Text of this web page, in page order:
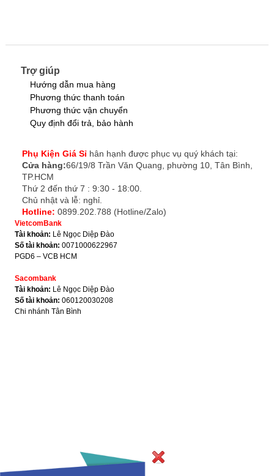
Trợ giúp
Hướng dẫn mua hàng
Phương thức thanh toán
Phương thức vận chuyển
Quy định đổi trả, bảo hành
Phụ Kiện Giá Sỉhân hạnh được phục vụ quý khách tại:
Cửa hàng:66/19/8 Trần Văn Quang, phường 10, Tân Bình,
TP.HCM
Thứ 2 đến thứ 7 : 9:30 - 18:00.
Chủ nhật và lễ: nghỉ.
Hotline: 0899.202.788 (Hotline/Zalo)
VietcomBank
Tài khoản: Lê Ngọc Diệp Đào
Số tài khoản: 0071000622967
PGD6 – VCB HCM
Sacombank
Tài khoản: Lê Ngọc Diệp Đào
Số tài khoản: 060120030208
Chi nhánh Tân Bình